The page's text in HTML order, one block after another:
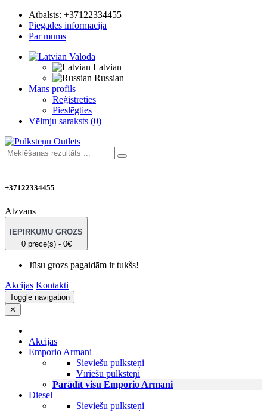
Atbalsts: +37122334455
Piegādes informācija
Par mums
Valoda
Latvian
Russian
Mans profils
Reģistrēties
Pieslēgties
Vēlmju saraksts (0)
+37122334455
Atzvans
IEPIRKUMU GROZS
0 prece(s) - 0€
Jūsu grozs pagaidām ir tukšs!
Akcijas Kontakti
Toggle navigation
✕
Akcijas
Emporio Armani
Sieviešu pulksteņi
Vīriešu pulksteņi
Parādīt visu Emporio Armani
Diesel
Sieviešu pulksteņi